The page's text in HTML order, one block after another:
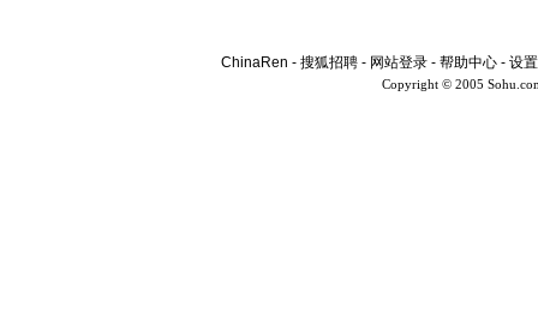
ChinaRen - 搜狐招聘 - 网站登录 - 帮助中心 - 设
Copyright © 2005